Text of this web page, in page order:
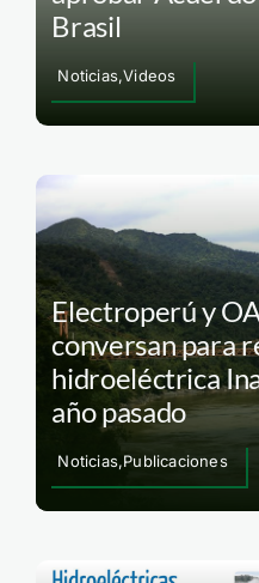
Brasil
Noticias,Videos
Electroperú y
conversan para
hidroeléctrica
año pasado
Noticias,Publicaciones